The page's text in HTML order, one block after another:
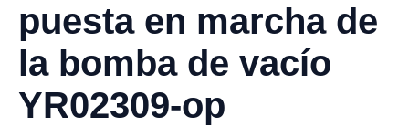
puesta en marcha de
la bomba de vacío
YR02309-op